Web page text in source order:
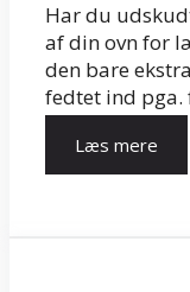
Har du
af din ovn for
den bare
fedtet ind pga.
Læs mere